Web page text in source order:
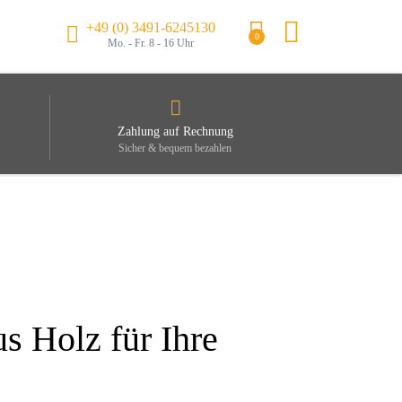
+49 (0) 3491-6245130
Mo. - Fr. 8 - 16 Uhr
0
Zahlung auf Rechnung
Sicher & bequem bezahlen
Holz für Ihre